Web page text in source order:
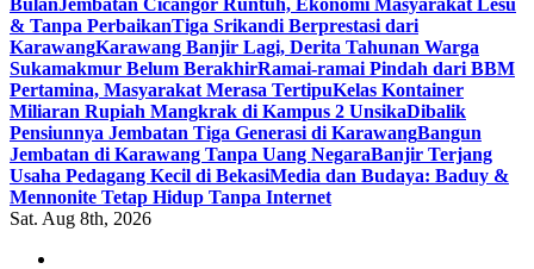
BulanJembatan Cicangor Runtuh, Ekonomi Masyarakat Lesu
& Tanpa PerbaikanTiga Srikandi Berprestasi dari
KarawangKarawang Banjir Lagi, Derita Tahunan Warga
Sukamakmur Belum BerakhirRamai-ramai Pindah dari BBM
Pertamina, Masyarakat Merasa TertipuKelas Kontainer
Miliaran Rupiah Mangkrak di Kampus 2 UnsikaDibalik
Pensiunnya Jembatan Tiga Generasi di KarawangBangun
Jembatan di Karawang Tanpa Uang NegaraBanjir Terjang
Usaha Pedagang Kecil di BekasiMedia dan Budaya: Baduy &
Mennonite Tetap Hidup Tanpa Internet
Sat. Aug 8th, 2026